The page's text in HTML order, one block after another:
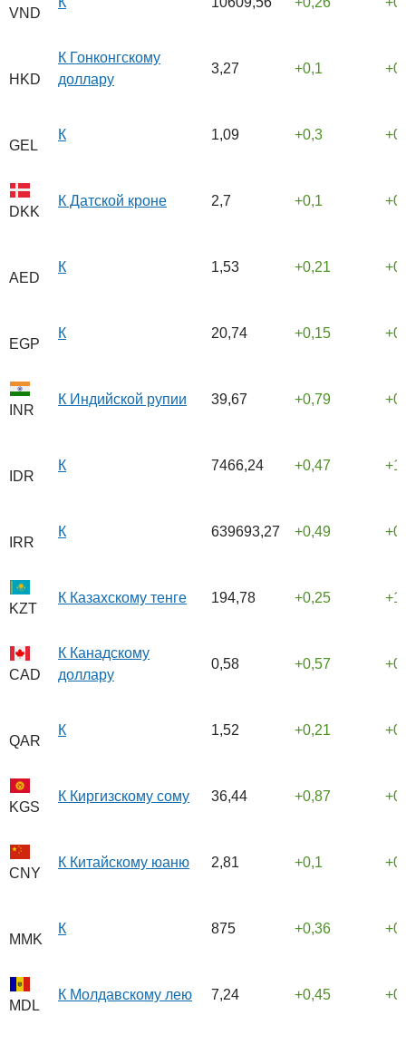
VND
HKD
К Гонконгскому
доллару
3,27 0,1
GEL
К 1,09 0,3
DKK
К Датской кроне 2,7 0,1
AED
К 1,53 0,21
EGP
К 20,74 0,15
INR
К Индийской рупии 39,67 0,79
IDR
К 7466,24 0,47
IRR
К 639693,27 0,49
KZT
К Казахскому тенге 194,78 0,25
CAD
К Канадскому
доллару
0,58 0,57
QAR
К 1,52 0,21
KGS
К Киргизскому сому 36,44 0,87
CNY
К Китайскому юаню 2,81 0,1
MMK
К 875 0,36
MDL
К Молдавскому лею 7,24 0,45